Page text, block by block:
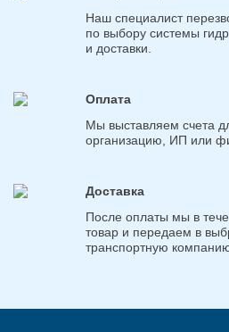
Наш специалист
по выбору системы
и доставки.
Оплата
Мы выставляем счета
организацию, ИП или
Доставка
После оплаты мы в
товар и передаем в
транспортную